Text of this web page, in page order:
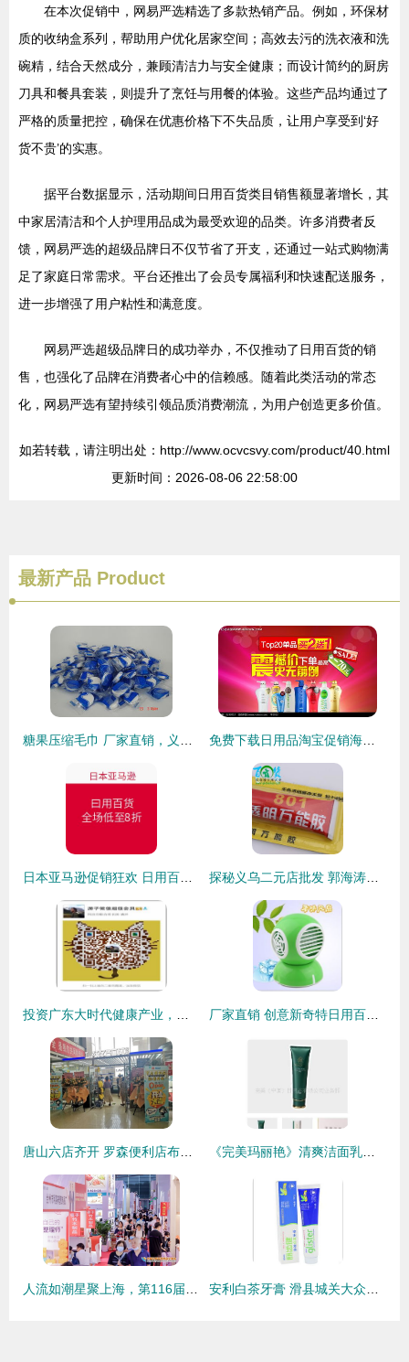
在本次促销中，网易严选精选了多款热销产品。例如，环保材
质的收纳盒系列，帮助用户优化居家空间；高效去污的洗衣液和洗
碗精，结合天然成分，兼顾清洁力与安全健康；而设计简约的厨房
刀具和餐具套装，则提升了烹饪与用餐的体验。这些产品均通过了
严格的质量把控，确保在优惠价格下不失品质，让用户享受到‘好
货不贵’的实惠。
据平台数据显示，活动期间日用百货类目销售额显著增长，其
中家居清洁和个人护理用品成为最受欢迎的品类。许多消费者反
馈，网易严选的超级品牌日不仅节省了开支，还通过一站式购物满
足了家庭日常需求。平台还推出了会员专属福利和快速配送服务，
进一步增强了用户粘性和满意度。
网易严选超级品牌日的成功举办，不仅推动了日用百货的销
售，也强化了品牌在消费者心中的信赖感。随着此类活动的常态
化，网易严选有望持续引领品质消费潮流，为用户创造更多价值。
如若转载，请注明出处：http://www.ocvcsvy.com/product/40.html
更新时间：2026-08-06 22:58:00
最新产品 Product